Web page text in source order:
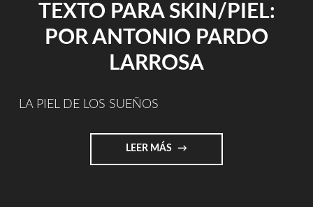
TEXTO PARA SKIN/PIEL:
POR ANTONIO PARDO
LARROSA
LA PIEL DE LOS SUEÑOS
LEER MÁS "LA
PIEL